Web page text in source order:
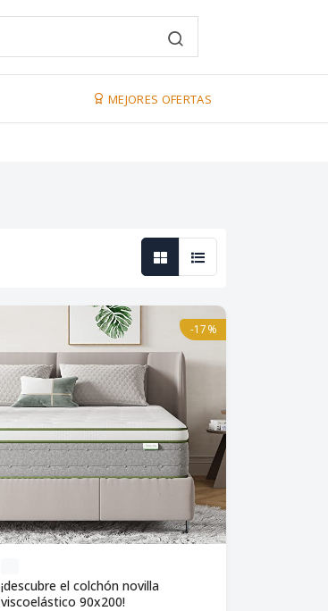
MEJORES OFERTAS
-17%
¡descubre el colchón novilla
viscoelástico 90x200!